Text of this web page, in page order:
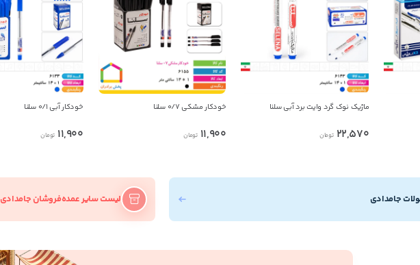
ماژیک نوک گرد وایت برد آبی سلنا
22,570 تومان
خودکار مشکی ۰/۷ سلنا
11,900 تومان
خودکار آبی ۰/۱ سلنا
11,900 تومان
جامدادی لیست سایر عمده‌فروشان جامدادی
پیام در واتس‌اپ
بدیهی است عمدباکس هیچ نوع مسئولیتی در قبال نداشته
و صحت موارد ذکر شده بر عهده فرد آگهی دهنده می باشد.